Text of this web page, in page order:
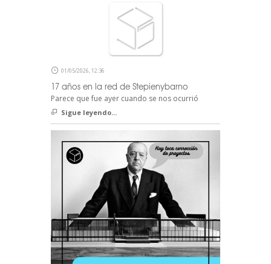
01/05/2026, 12:36
17 años en la red de Stepienybarno
Parece que fue ayer cuando se nos ocurrió
Sigue leyendo...